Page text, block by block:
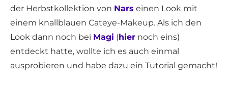
der Herbstkollektion von Nars einen Look mit
einem knallblauen Cateye-Makeup. Als ich den
Look dann noch bei Magi (hier noch eins)
entdeckt hatte, wollte ich es auch einmal
ausprobieren und habe dazu ein Tutorial gemacht!